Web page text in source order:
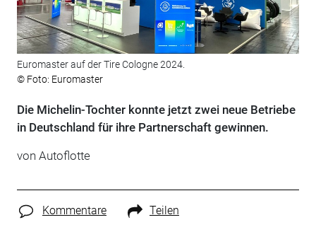
Euromaster auf der Tire Cologne 2024.
© Foto: Euromaster
Die Michelin-Tochter konnte jetzt zwei neue Betriebe
in Deutschland für ihre Partnerschaft gewinnen.
von Autoflotte
Kommentare Teilen